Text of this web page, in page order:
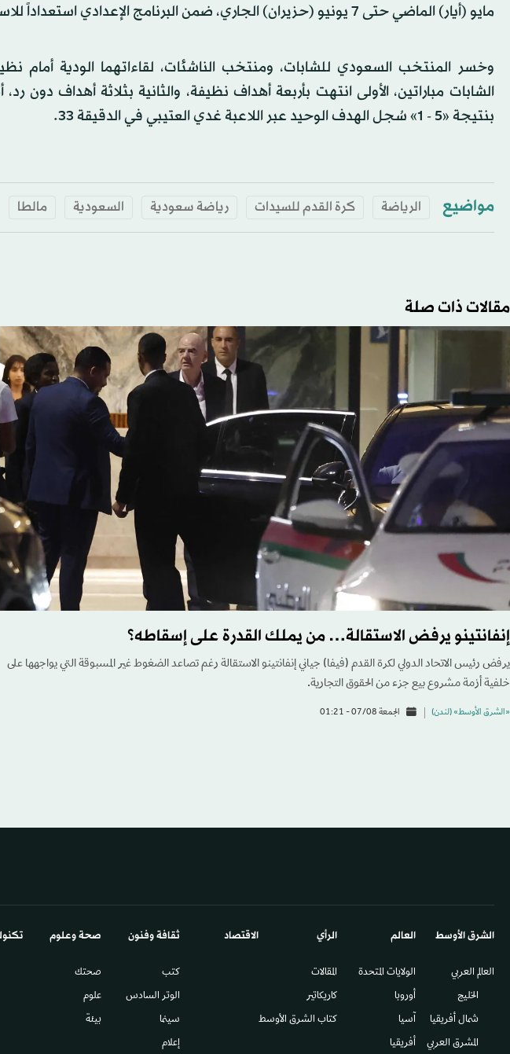
مايو (أيار) الماضي حتى 7 يونيو (حزيران) الجاري، ضمن البرنامج الإعدادي استعداداً للاستحقاقات المقبلة.
وخسر المنتخب السعودي للشابات، ومنتخب الناشئات، لقاءاتهما الودية
الشابات مباراتين، الأولى انتهت بأربعة أهداف نظيفة، والثانية بثلاثة أهداف دون
بنتيجة «5 - 1» سُجل الهدف الوحيد عبر اللاعبة غدي العتيبي في الدقيقة 33.
مواضيع الرياضة كرة القدم للسيدات رياضة سعودية السعودية مالطا
مقالات ذات صلة
إنفانتينو يرفض الاستقالة… من يملك القدرة على إسقاطه؟
يرفض رئيس الاتحاد الدولي لكرة القدم (فيفا) جياني إنفانتينو الاستقالة رغم تصاعد الضغوط غير المسبوقة التي يواجهها على
خلفية أزمة مشروع بيع جزء من الحقوق التجارية.
«الشرق الأوسط» (لندن) الجمعة 07/08 - 01:21
الشرق الأوسط​
العالم العربي
الخليج
شمال أفريقيا
المشرق العربي
العالم
الولايات المتحدة
أوروبا
آسيا
أفريقيا
الرأي
المقالات
كاريكاتير
كتاب الشرق الأوسط
الاقتصاد ثقافة وفنون
كتب
الوتر السادس​
سينما
إعلام
صحة وعلوم
صحتك
علوم
بيئة